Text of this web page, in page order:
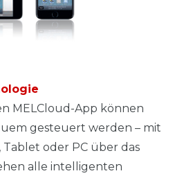
MELCloud-App können
gesteuert werden – mit
oder PC über das
alle intelligenten